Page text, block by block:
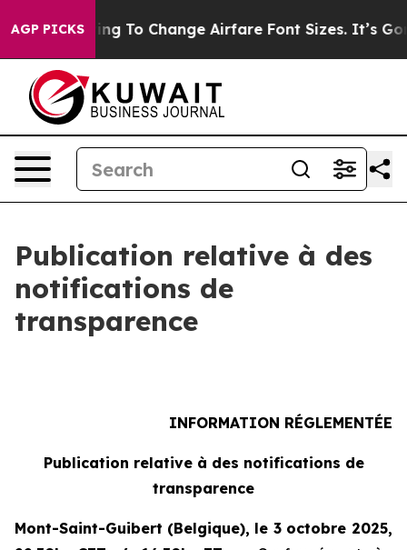
AGP PICKS
Lobbying To Change Airfare Font Sizes. It’s Gonna
Publication relative à des
notifications de
transparence
INFORMATION RÉGLEMENTÉE
Publication relative à des notifications de
transparence
Mont-Saint-Guibert (Belgique), le 3 octobre 2025,